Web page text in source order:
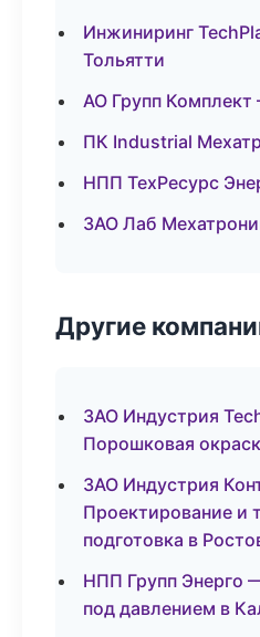
Инжиниринг
Тольятти
АО Групп
ПК Industrial
НПП ТехРесурс
ЗАО Лаб
Другие
ЗАО Индустрия
Порошковая
ЗАО Индустрия
Проектирование и
подготовка в
НПП Групп Энерго
под давлением в